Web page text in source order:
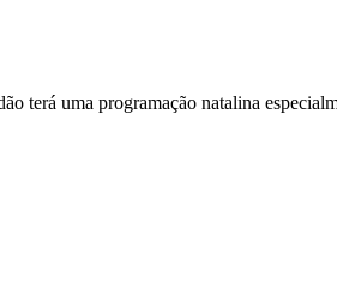
terá uma programação natalina